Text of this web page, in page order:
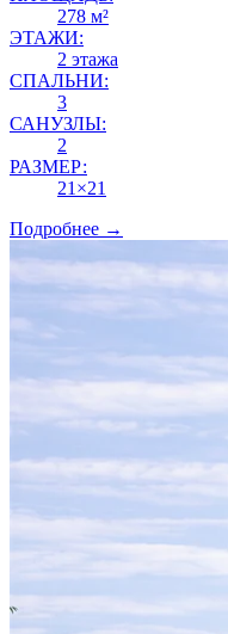
278 м²
ЭТАЖИ:
2 этажа
СПАЛЬНИ:
3
САНУЗЛЫ:
2
РАЗМЕР:
21×21
Подробнее →